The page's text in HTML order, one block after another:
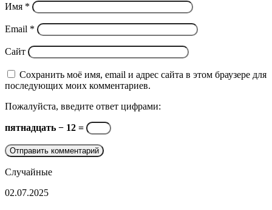
Имя *
Email *
Сайт
Сохранить моё имя, email и адрес сайта в этом браузере для
последующих моих комментариев.
Пожалуйста, введите ответ цифрами:
пятнадцать − 12 =
Случайные
Nothing
02.07.2025